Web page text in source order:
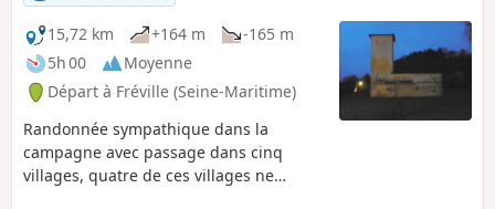
15,72 km
+164 m
-165 m
5h 00
Moyenne
Départ à Fréville (Seine-Maritime)
Randonnée sympathique dans la
campagne avec passage dans cinq
villages, quatre de ces villages ne